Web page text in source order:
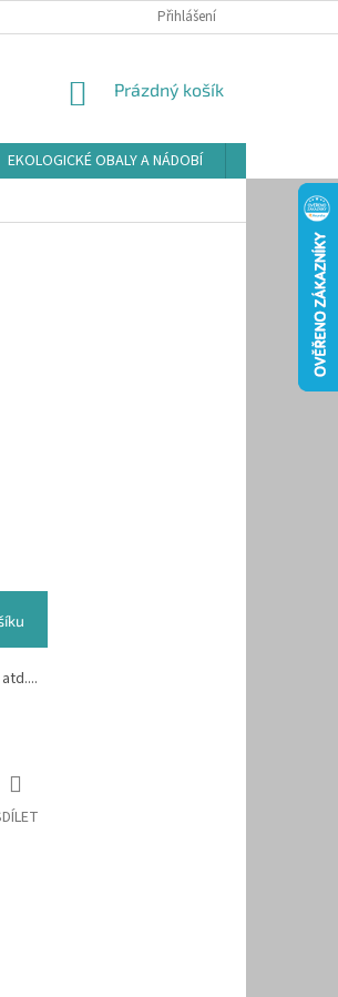
POUŽÍVÁNÍ SOUBORŮ COOKIES
Přihlášení
NÁKUPNÍ
Prázdný košík
EKOLOGICKÉ OBALY A NÁDOBÍ